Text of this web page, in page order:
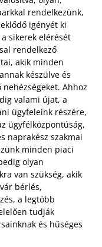
rendelkezünk,
igényét ki
sikerek elérését
rendelkező
akik minden
készülve és
Ahhoz
valami újat, a
ügyfeleink részére,
ügyfélközpontúság,
naprakész szakmai
minden piaci
olyan
van szükség, akik
bérlés,
a legtöbb
tudják
és hűséges